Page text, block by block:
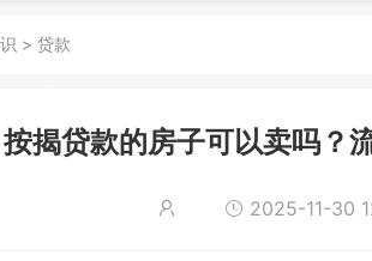
> 贷款
按揭贷款的房子可以卖吗？
2025-11-30